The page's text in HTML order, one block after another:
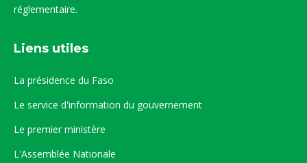
réglementaire.
Liens utiles
La présidence du Faso
Le service d'information du gouvernement
Le premier ministère
L'Assemblée Nationale